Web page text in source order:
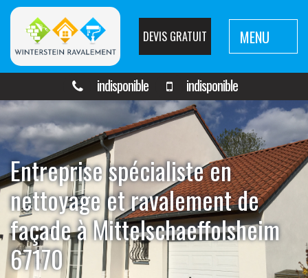
DEVIS GRATUIT MENU
indisponible indisponible
Entreprise spécialiste en
nettoyage et ravalement de
façade à Mittelschaeffolsheim
67170